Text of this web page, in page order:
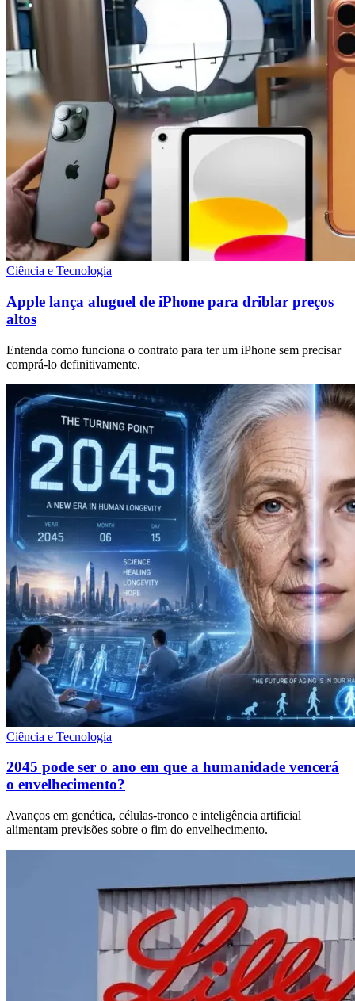
Ciência e Tecnologia
Apple lança aluguel de iPhone para driblar preços
altos
Entenda como funciona o contrato para ter um iPhone sem precisar
comprá-lo definitivamente.
Ciência e Tecnologia
2045 pode ser o ano em que a humanidade vencerá
o envelhecimento?
Avanços em genética, células-tronco e inteligência artificial
alimentam previsões sobre o fim do envelhecimento.